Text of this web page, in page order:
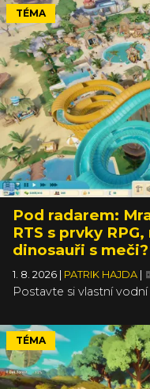
TÉMA
Pod radarem:
RTS s prvky
dinosauři s meči?
1. 8. 2026 PATRIK HAJDA
Postavte si vlastní vodní
TÉMA